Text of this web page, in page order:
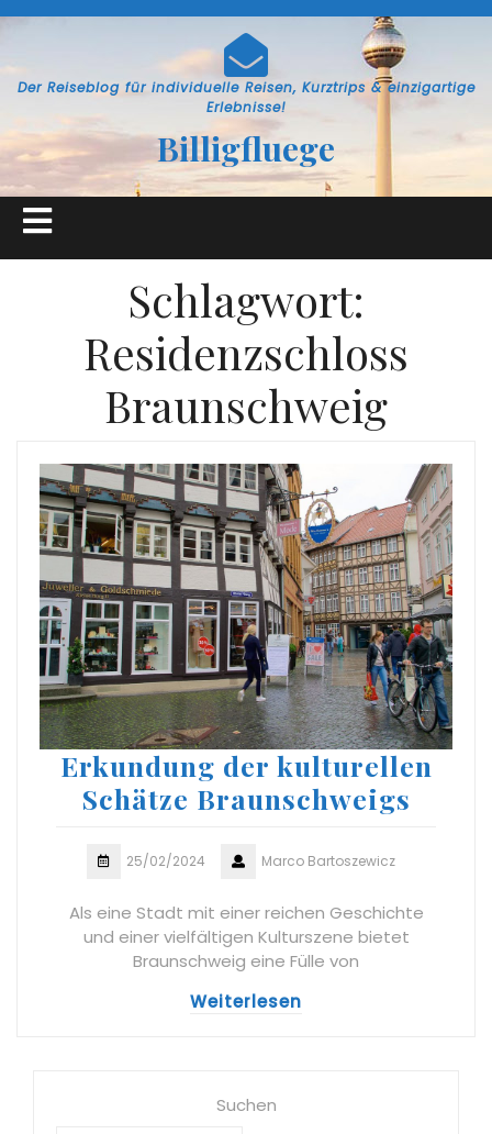
Der Reiseblog für individuelle Reisen, Kurztrips & einzigartige
Erlebnisse!
Billigfluege
Open
ButtonSchlagwort:
Residenzschloss
Braunschweig
Erkundung der kulturellen
Schätze Braunschweigs
25/02/2024 Marco Bartoszewicz
Als eine Stadt mit einer reichen Geschichte
und einer vielfältigen Kulturszene bietet
Braunschweig eine Fülle von
Weiterlesen
Suchen